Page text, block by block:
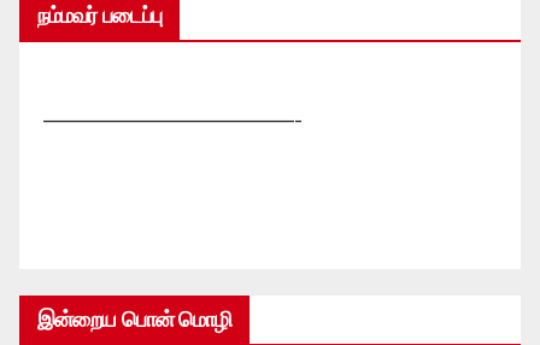
நம்மவர் படைப்பு
—————————————-
இன்றைய பொன் மொழி